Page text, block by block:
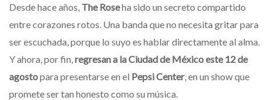
Desde hace años, The Roseha sido un secreto compartido
entre corazones rotos. Una banda que no necesita gritar para
ser escuchada, porque lo suyo es hablar directamente al alma.
Y ahora, por fin,regresan a la Ciudad de México este 12 de
agostopara presentarse en el Pepsi Center, en un show que
promete ser tan honesto como su música.